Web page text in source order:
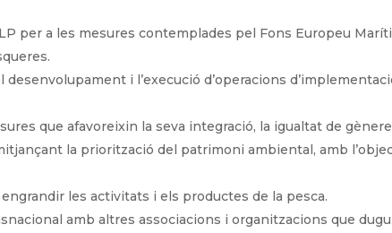
per a les mesures contemplades pel Fons Europeu
i l’execució d’operacions
que afavoreixin la seva integració, la igualtat de
la priorització del patrimoni ambiental, amb
les activitats i els productes de la pesca.
amb altres associacions i organitzacions que